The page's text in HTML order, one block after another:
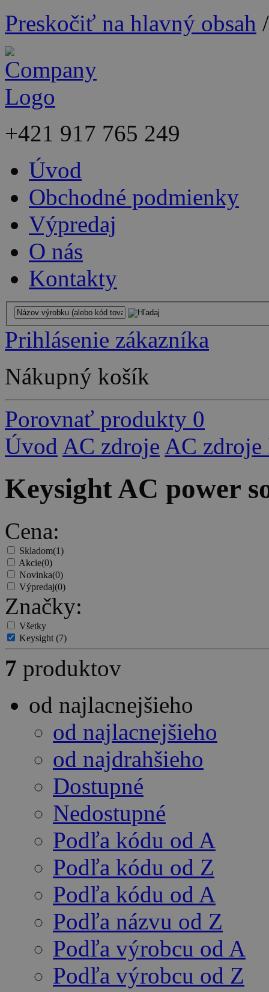
Preskočiť na hlavný obsah
+421 917 765 249
Úvod
Obchodné podmienky
Výpredaj
O nás
Kontakty
Prihlásenie zákazníka
Nákupný košík
Porovnať produkty 0
Úvod AC zdroje AC zdroje
Keysight AC power
Cena:
Skladom(1)
Akcie(0)
Novinka(0)
Výpredaj(0)
Značky:
Všetky
Keysight(7)
7 produktov
od najlacnejšieho
od najlacnejšieho
od najdrahšieho
Dostupné
Nedostupné
Podľa kódu od A
Podľa kódu od Z
Podľa kódu od A
Podľa názvu od Z
Podľa výrobcu od A
Podľa výrobcu od Z